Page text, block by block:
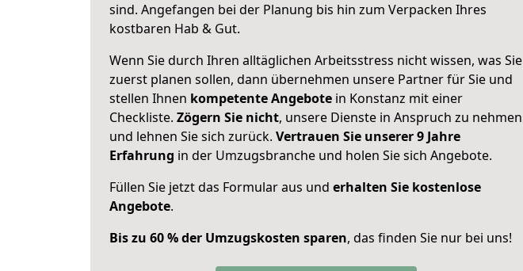
sind. Angefangen bei der Planung bis hin zum Verpacken Ihres
kostbaren Hab & Gut.
Wenn Sie durch Ihren alltäglichen Arbeitsstress nicht wissen, was Sie
zuerst planen sollen, dann übernehmen unsere Partner für Sie und
stellen Ihnen kompetente Angebote in Konstanz mit einer
Checkliste. Zögern Sie nicht, unsere Dienste in Anspruch zu nehmen
und lehnen Sie sich zurück. Vertrauen Sie unserer 9 Jahre
Erfahrung in der Umzugsbranche und holen Sie sich Angebote.
Füllen Sie jetzt das Formular aus und erhalten Sie kostenlose
Angebote.
Bis zu 60 % der Umzugskosten sparen, das finden Sie nur bei uns!